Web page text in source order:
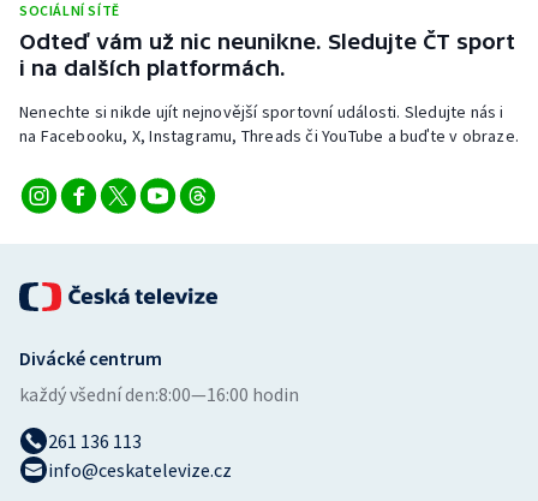
Veslování
Vodní slalom
Ostatní
SOCIÁLNÍ SÍTĚ
Odteď vám už nic neunikne. Sledujte ČT sport
i na dalších platformách.
Nenechte si nikde ujít nejnovější sportovní události. Sledujte nás i
na Facebooku, X, Instagramu, Threads či YouTube a buďte v obraze.
Divácké centrum
každý všední den:8:00—16:00 hodin
261 136 113
info@ceskatelevize.cz